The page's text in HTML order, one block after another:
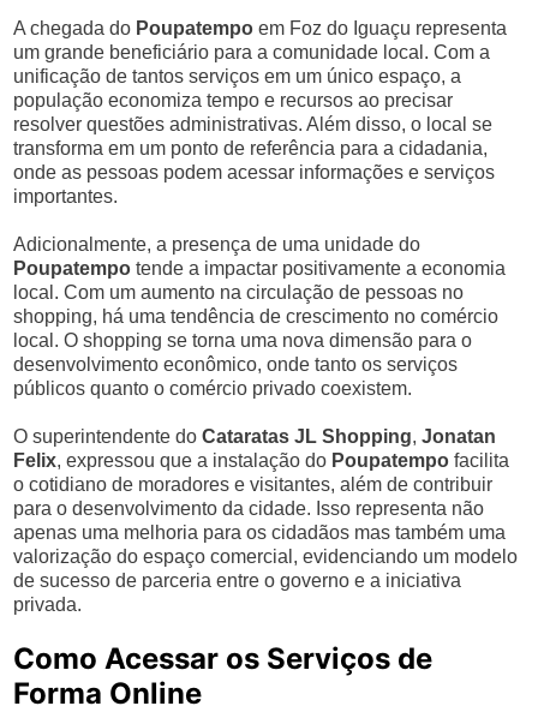
A chegada do Poupatempo em Foz do Iguaçu representa
um grande beneficiário para a comunidade local. Com a
unificação de tantos serviços em um único espaço, a
população economiza tempo e recursos ao precisar
resolver questões administrativas. Além disso, o local se
transforma em um ponto de referência para a cidadania,
onde as pessoas podem acessar informações e serviços
importantes.
Adicionalmente, a presença de uma unidade do
Poupatempo tende a impactar positivamente a economia
local. Com um aumento na circulação de pessoas no
shopping, há uma tendência de crescimento no comércio
local. O shopping se torna uma nova dimensão para o
desenvolvimento econômico, onde tanto os serviços
públicos quanto o comércio privado coexistem.
O superintendente doCataratas JL Shopping,Jonatan
Felix, expressou que a instalação do Poupatempo facilita
o cotidiano de moradores e visitantes, além de contribuir
para o desenvolvimento da cidade. Isso representa não
apenas uma melhoria para os cidadãos mas também uma
valorização do espaço comercial, evidenciando um modelo
de sucesso de parceria entre o governo e a iniciativa
privada.
Como Acessar os Serviços de
Forma Online